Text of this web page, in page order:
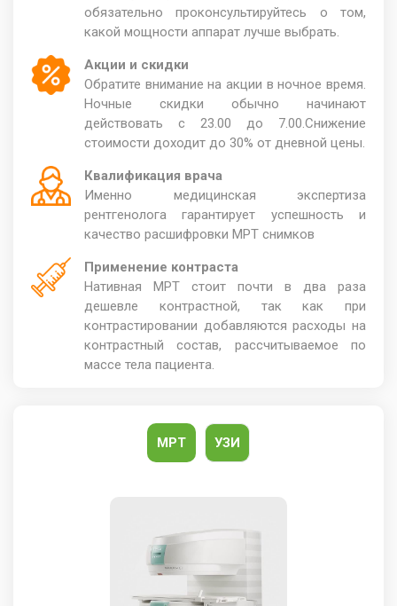
обязательно проконсультируйтесь о том,
какой мощности аппарат лучше выбрать.
Акции и скидки
Обратите внимание на акции в ночное время.
Ночные скидки обычно начинают
действовать с 23.00 до 7.00.Снижение
стоимости доходит до 30% от дневной цены.
Квалификация врача
Именно медицинская экспертиза
рентгенолога гарантирует успешность и
качество расшифровки МРТ снимков
Применение контраста
Нативная МРТ стоит почти в два раза
дешевле контрастной, так как при
контрастировании добавляются расходы на
контрастный состав, рассчитываемое по
массе тела пациента.
МРТ УЗИ